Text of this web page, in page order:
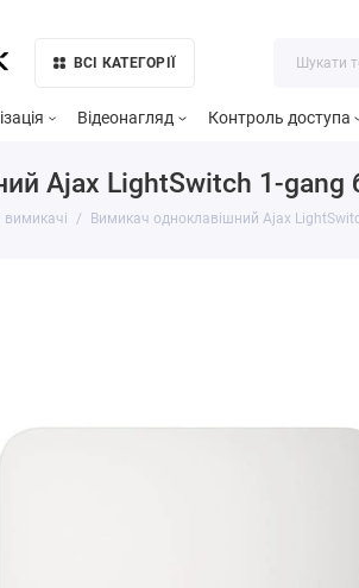
ВСІ КАТЕГОРІЇ
Відеонагляд Контроль доступа
Ajax LightSwitch 1-gang
вимикачі Вимикач одноклавішний Ajax